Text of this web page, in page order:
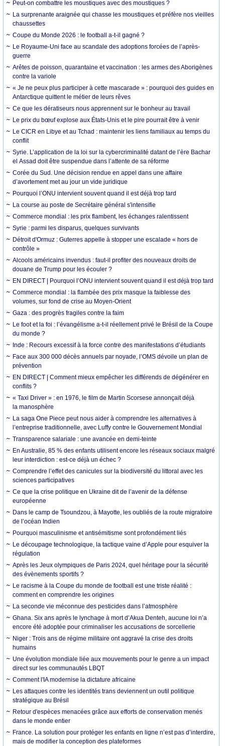
Peut-on combattre les moustiques avec des moustiques ?
La surprenante araignée qui chasse les moustiques et préfère nos vieilles
chaussettes
Coupe du Monde 2026 : le football a-t-il gagné ?
Le Royaume-Uni face au scandale des adoptions forcées de l’après-
guerre
Arêtes de poisson, quarantaine et vaccination : les armes des Aborigènes
contre la variole
« Je ne peux plus participer à cette mascarade » : pourquoi des guides en
Antarctique quittent le métier de leurs rêves
Ce que les dératiseurs nous apprennent sur le bonheur au travail
Le prix du bœuf explose aux États-Unis et le pire pourrait être à venir
Le CICR en Libye et au Tchad : maintenir les liens familiaux au temps du
conflit
Syrie. L’application de la loi sur la cybercriminalité datant de l’ère Bachar
el Assad doit être suspendue dans l’attente de sa réforme
Corée du Sud. Une décision rendue en appel dans une affaire
d’avortement met au jour un vide juridique
Pourquoi l’ONU intervient souvent quand il est déjà trop tard
La course au poste de Secrétaire général s'intensifie
Commerce mondial : les prix flambent, les échanges ralentissent
Syrie : parmi les disparus, quelques survivants
Détroit d'Ormuz : Guterres appelle à stopper une escalade « hors de
contrôle »
Alcools américains invendus : faut-il profiter des nouveaux droits de
douane de Trump pour les écouler ?
EN DIRECT | Pourquoi l’ONU intervient souvent quand il est déjà trop tard
Commerce mondial : la flambée des prix masque la faiblesse des
volumes, sur fond de crise au Moyen-Orient
Gaza : des progrès fragiles contre la faim
Le foot et la foi : l’évangélisme a-t-il réellement privé le Brésil de la Coupe
du monde ?
Inde : Recours excessif à la force contre des manifestations d’étudiants
Face aux 300 000 décès annuels par noyade, l’OMS dévoile un plan de
prévention
EN DIRECT | Comment mieux empêcher les différends de dégénérer en
conflits ?
« Taxi Driver » : en 1976, le film de Martin Scorsese annonçait déjà
la manosphère
La saga One Piece peut nous aider à comprendre les alternatives à
l’entreprise traditionnelle, avec Luffy contre le Gouvernement Mondial
Transparence salariale : une avancée en demi-teinte
En Australie, 85 % des enfants utilisent encore les réseaux sociaux malgré
leur interdiction : est-ce déjà un échec ?
Comprendre l’effet des canicules sur la biodiversité du littoral avec les
sciences participatives
Ce que la crise politique en Ukraine dit de l’avenir de la défense
européenne
Dans le camp de Tsoundzou, à Mayotte, les oubliés de la route migratoire
de l’océan Indien
Pourquoi masculinisme et antisémitisme sont profondément liés
Le découpage technologique, la tactique vaine d’Apple pour esquiver la
régulation
Après les Jeux olympiques de Paris 2024, quel héritage pour la sécurité
des évènements sportifs ?
Le racisme à la Coupe du monde de football est une triste réalité :
comment en comprendre les origines
La seconde vie méconnue des pesticides dans l’atmosphère
Ghana. Six ans après le lynchage à mort d’Akua Denteh, aucune loi n’a
encore été adoptée pour criminaliser les accusations de sorcellerie
Niger : Trois ans de régime militaire ont aggravé la crise des droits
humains
Une évolution mondiale liée aux mouvements pour le genre a un impact
direct sur les communautés LBQT
Comment l'IA modernise la dictature africaine
Les attaques contre les identités trans deviennent un outil politique
stratégique au Brésil
Retour d'espèces menacées grâce aux efforts de conservation menés
dans le monde entier
France. La solution pour protéger les enfants en ligne n’est pas d’interdire,
mais de modifier la conception des plateformes